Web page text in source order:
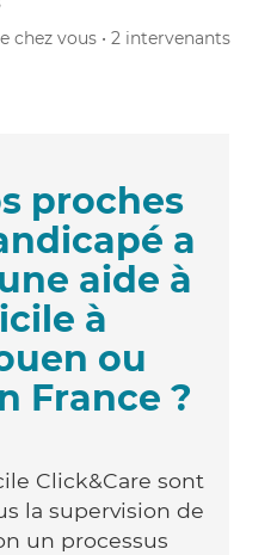
chez vous • 2 intervenants
proches
a
aide à
à
ou
France ?
Click&Care sont
la supervision de
un processus